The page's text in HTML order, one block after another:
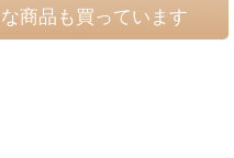
商品も買っています